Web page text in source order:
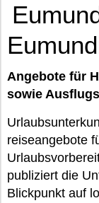
Angebote für
sowie
reiseangebote
publiziert die
Blickpunkt auf